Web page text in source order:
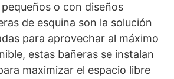
o con diseños
de esquina son la solución
para aprovechar al máximo
estas bañeras se instalan
maximizar el espacio libre